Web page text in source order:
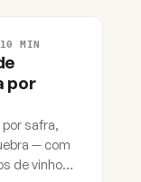
10 MIN
por
safra,
— com
de vinho